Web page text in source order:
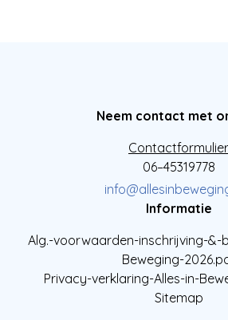
Neem contact met
Contactformulier
06–45319778
Informatie
Alg.-voorwaarden-inschrijving-&-
Beweging-
Privacy-verklaring-Alles-in-
Sitemap